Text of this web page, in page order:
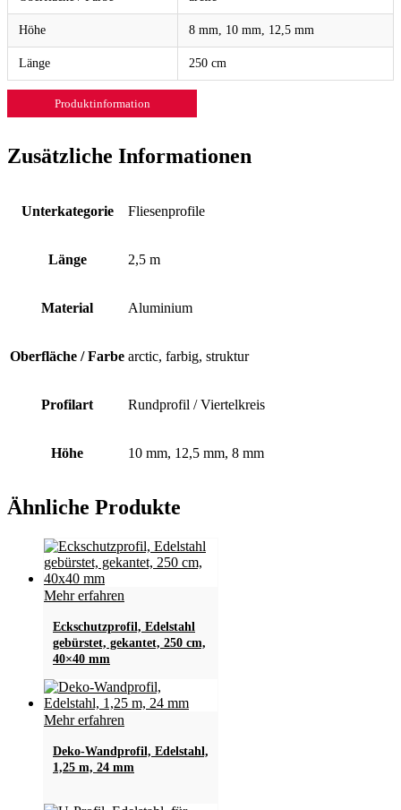
Höhe 8 mm, 10 mm, 12,5 mm
Länge 250 cm
Produktinformation
Zusätzliche Informationen
Unterkategorie Fliesenprofile
Länge 2,5 m
Material Aluminium
Oberfläche / Farbe arctic, farbig, struktur
Profilart Rundprofil / Viertelkreis
Höhe 10 mm, 12,5 mm, 8 mm
Ähnliche Produkte
Mehr erfahren
Eckschutzprofil, Edelstahl
gebürstet, gekantet, 250 cm,
40×40 mm
Mehr erfahren
Deko-Wandprofil, Edelstahl,
1,25 m, 24 mm